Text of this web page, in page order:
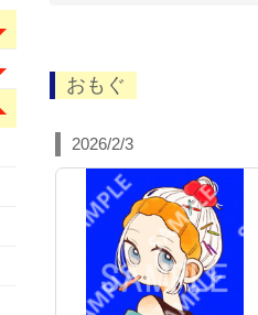
おもぐ
2026/2/3